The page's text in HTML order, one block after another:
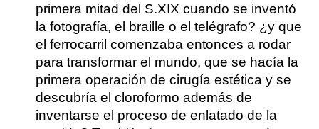
primera mitad del S.XIX cuando se inventó
la fotografía, el braille o el telégrafo? ¿y que
el ferrocarril comenzaba entonces a rodar
para transformar el mundo, que se hacía la
primera operación de cirugía estética y se
descubría el cloroformo además de
inventarse el proceso de enlatado de la